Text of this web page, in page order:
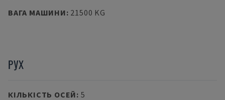
ВАГА МАШИНИ: 21500 KG
РУХ
КІЛЬКІСТЬ ОСЕЙ: 5